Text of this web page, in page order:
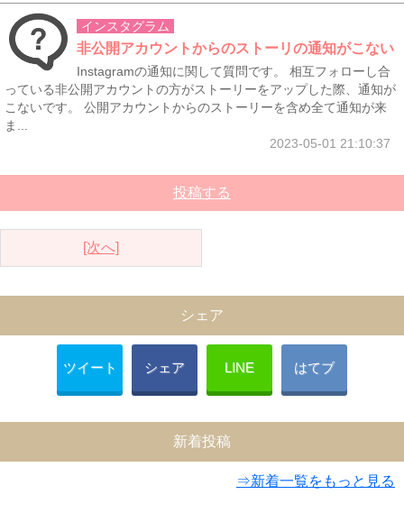
インスタグラム
非公開アカウントからのストーリの通知がこない
Instagramの通知に関して質問です。 相互フォローし合
っている非公開アカウントの方がストーリーをアップした際、通知が
こないです。 公開アカウントからのストーリーを含め全て通知が来
ま...
2023-05-01 21:10:37
投稿する
[次へ]
シェア
ツイート シェア LINE はてブ
新着投稿
⇒新着一覧をもっと見る